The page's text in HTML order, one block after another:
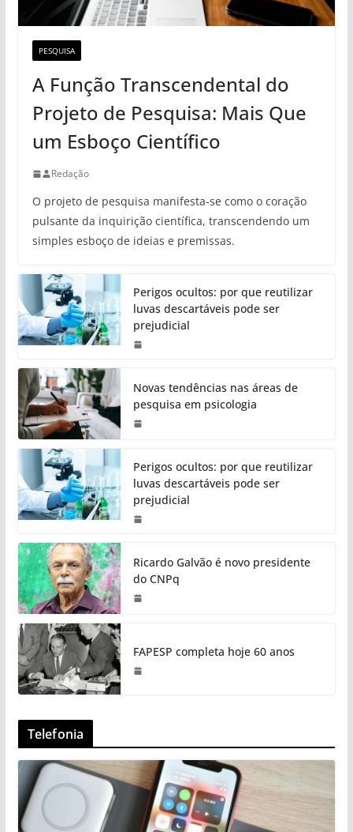
PESQUISA
A Função Transcendental do
Projeto de Pesquisa: Mais Que
um Esboço Científico
Redação
O projeto de pesquisa manifesta-se como o coração
pulsante da inquirição científica, transcendendo um
simples esboço de ideias e premissas.
Perigos ocultos: por que reutilizar
luvas descartáveis pode ser
prejudicial
Novas tendências nas áreas de
pesquisa em psicologia
Perigos ocultos: por que reutilizar
luvas descartáveis pode ser
prejudicial
Ricardo Galvão é novo presidente
do CNPq
FAPESP completa hoje 60 anos
Telefonia